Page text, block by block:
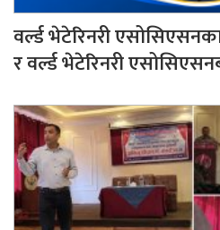
वर्ल्ड भेटेरिनरी
र वर्ल्ड भेटेरिनरी